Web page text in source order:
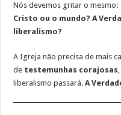
Nós devemos gritar o mesmo:
Cristo ou o mundo? A
liberalismo?
A Igreja não precisa de mais
de testemunhas corajosas
liberalismo passará.A